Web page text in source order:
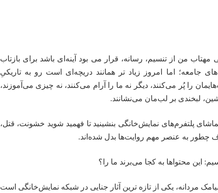
مهتاب من از تنسیم، رسانه، قرار می بود آینه‌ای باشد برای بازتاب
جامعه؛ اما امروز زیاد تر همانند دریچه‌ای است رو به تاریکیِ
را پُر می‌کنند، دیگر نه ما را آرام می‌کنند، نه چیزی می‌آموزند،
لبخندی بر لب‌مان می‌نشانند.
پلتفرم‌های نمایش‌خانگی بنشینید تا فهمید شوید خشونت، قتل،
چطور به عنصر مهم روایت‌ها بدل شده‌اند.
این محتواها به کجا می‌برند ما را؟
مردانه، یکی از تازه ترین آثار جنایی در شبکه نمایش‌خانگی است